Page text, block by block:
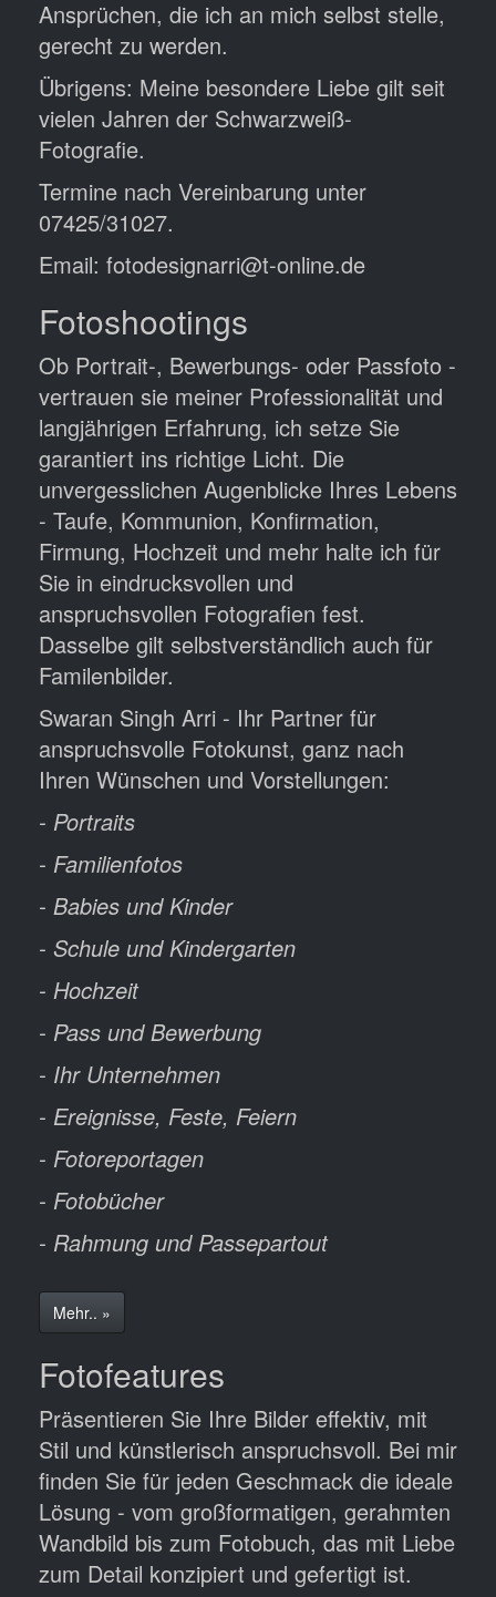
Ansprüchen, die ich an mich selbst stelle,
gerecht zu werden.
Übrigens: Meine besondere Liebe gilt seit
vielen Jahren der Schwarzweiß-
Fotografie.
Termine nach Vereinbarung unter
07425/31027.
Email: fotodesignarri@t-online.de
Fotoshootings
Ob Portrait-, Bewerbungs- oder Passfoto -
vertrauen sie meiner Professionalität und
langjährigen Erfahrung, ich setze Sie
garantiert ins richtige Licht. Die
unvergesslichen Augenblicke Ihres Lebens
- Taufe, Kommunion, Konfirmation,
Firmung, Hochzeit und mehr halte ich für
Sie in eindrucksvollen und
anspruchsvollen Fotografien fest.
Dasselbe gilt selbstverständlich auch für
Familenbilder.
Swaran Singh Arri - Ihr Partner für
anspruchsvolle Fotokunst, ganz nach
Ihren Wünschen und Vorstellungen:
- Portraits
- Familienfotos
- Babies und Kinder
- Schule und Kindergarten
- Hochzeit
- Pass und Bewerbung
- Ihr Unternehmen
- Ereignisse, Feste, Feiern
- Fotoreportagen
- Fotobücher
- Rahmung und Passepartout
Mehr.. »
Fotofeatures
Präsentieren Sie Ihre Bilder effektiv, mit
Stil und künstlerisch anspruchsvoll. Bei mir
finden Sie für jeden Geschmack die ideale
Lösung - vom großformatigen, gerahmten
Wandbild bis zum Fotobuch, das mit Liebe
zum Detail konzipiert und gefertigt ist.